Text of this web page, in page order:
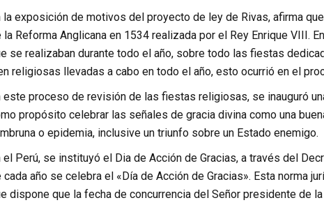
la exposición de motivos del proyecto de ley de Rivas, afirma
la Reforma Anglicana en 1534 realizada por el Rey Enrique
se realizaban durante todo el año, sobre todo las fiestas
religiosas llevadas a cabo en todo el año, esto ocurrió en el
este proceso de revisión de las fiestas religiosas, se inauguró
propósito celebrar las señales de gracia divina como una
o epidemia, inclusive un triunfo sobre un Estado enemigo.
el Perú, se instituyó el Dia de Acción de Gracias, a través del
cada año se celebra el «Día de Acción de Gracias». Esta norma
dispone que la fecha de concurrencia del Señor presidente de